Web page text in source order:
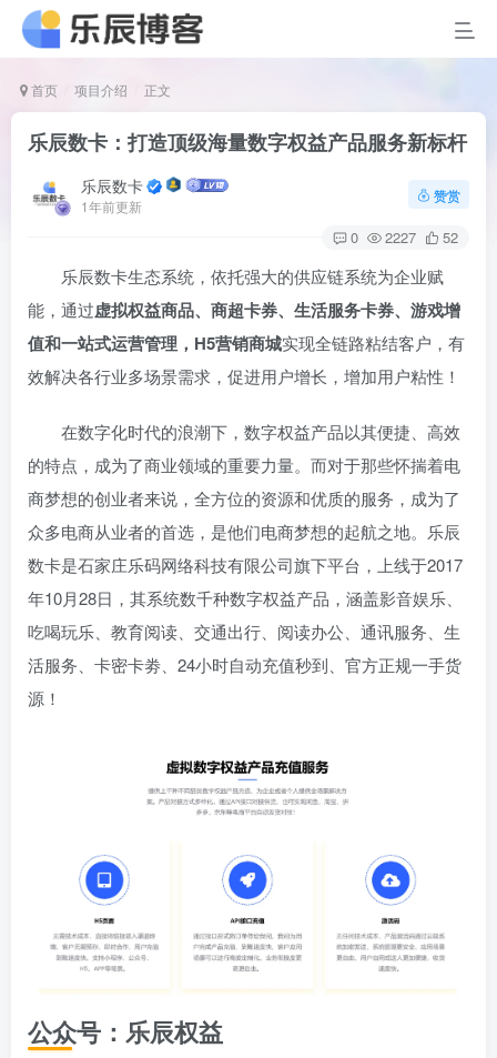
首页 项目介绍 正文
乐辰数卡：打造顶级海量数字权益产品服务新标杆
乐辰数卡
1年前更新
赞赏
0 2227 52
乐辰数卡生态系统，依托强大的供应链系统为企业赋
能，通过虚拟权益商品、商超卡券、生活服务卡券、游戏增
值和一站式运营管理，H5营销商城实现全链路粘结客户，有
效解决各行业多场景需求，促进用户增长，增加用户粘性！
在数字化时代的浪潮下，数字权益产品以其便捷、高效
的特点，成为了商业领域的重要力量。而对于那些怀揣着电
商梦想的创业者来说，全方位的资源和优质的服务，成为了
众多电商从业者的首选，是他们电商梦想的起航之地。乐辰
数卡是石家庄乐码网络科技有限公司旗下平台，上线于2017
年10月28日，其系统数千种数字权益产品，涵盖影音娱乐、
吃喝玩乐、教育阅读、交通出行、阅读办公、通讯服务、生
活服务、卡密卡劵、24小时自动充值秒到、官方正规一手货
源！
公众号：乐辰权益